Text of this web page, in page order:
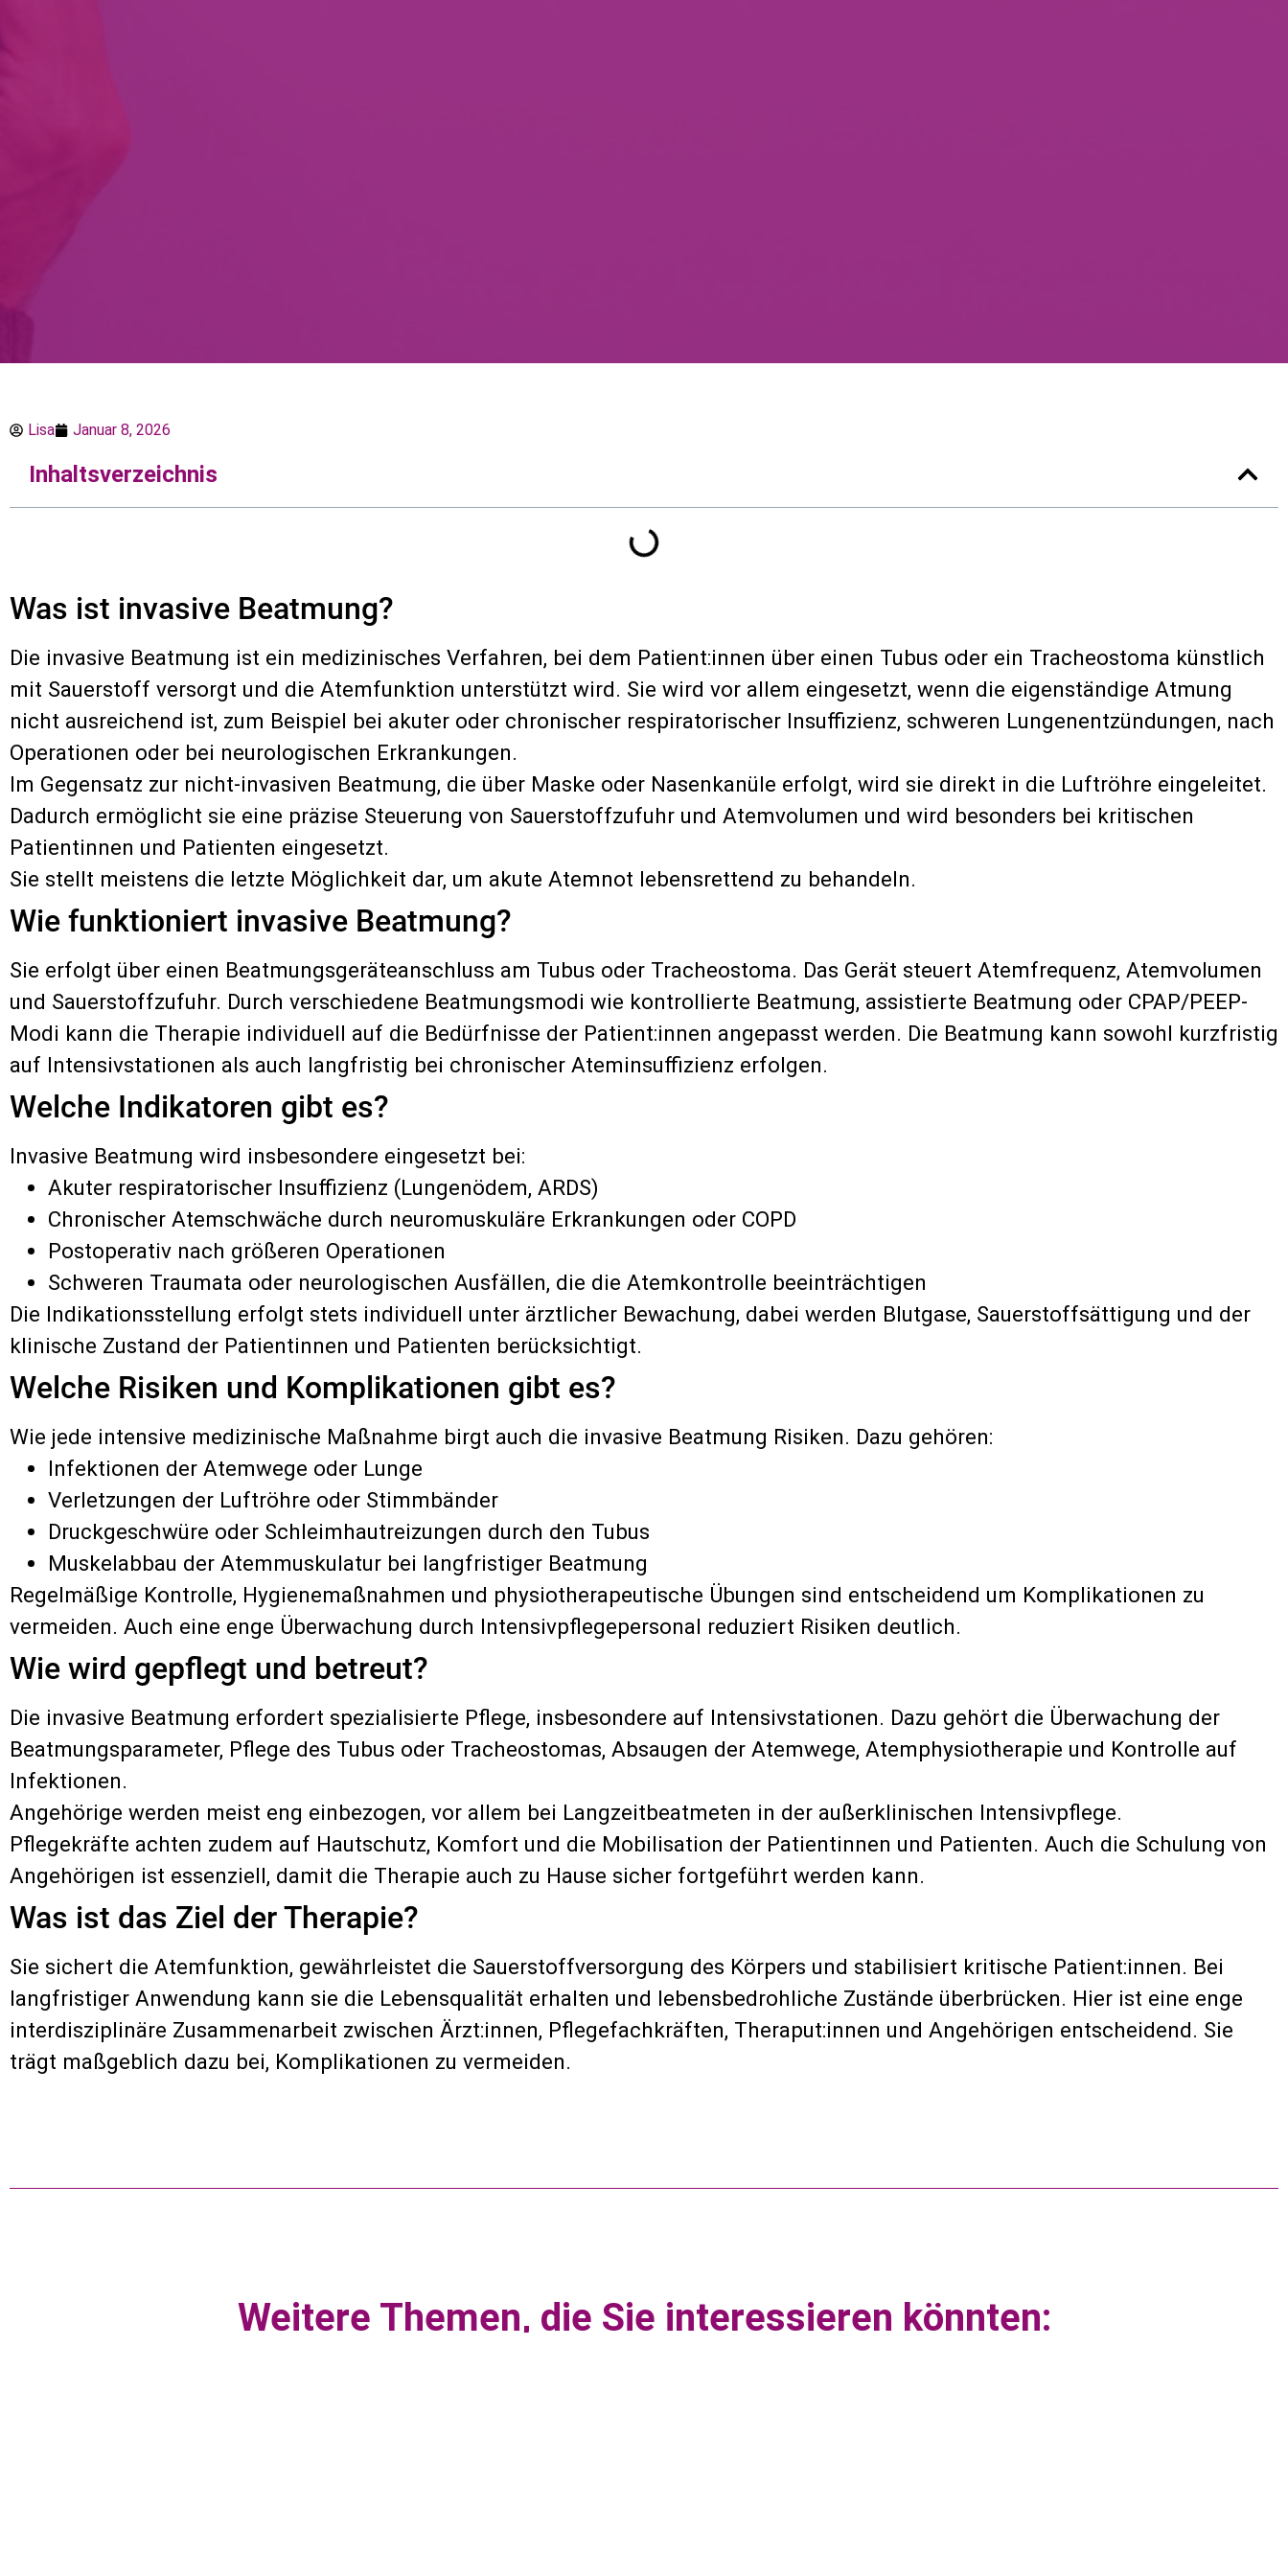
Lisa Januar 8, 2026
Inhaltsverzeichnis
Was ist invasive Beatmung?
Die invasive Beatmung ist ein medizinisches Verfahren, bei dem Patient:innen über einen Tubus oder ein Tracheostoma künstlich
mit Sauerstoff versorgt und die Atemfunktion unterstützt wird. Sie wird vor allem eingesetzt, wenn die eigenständige Atmung
nicht ausreichend ist, zum Beispiel bei akuter oder chronischer respiratorischer Insuffizienz, schweren Lungenentzündungen, nach
Operationen oder bei neurologischen Erkrankungen.
Im Gegensatz zur nicht-invasiven Beatmung, die über Maske oder Nasenkanüle erfolgt, wird sie direkt in die Luftröhre eingeleitet.
Dadurch ermöglicht sie eine präzise Steuerung von Sauerstoffzufuhr und Atemvolumen und wird besonders bei kritischen
Patientinnen und Patienten eingesetzt.
Sie stellt meistens die letzte Möglichkeit dar, um akute Atemnot lebensrettend zu behandeln.
Wie funktioniert invasive Beatmung?
Sie erfolgt über einen Beatmungsgeräteanschluss am Tubus oder Tracheostoma. Das Gerät steuert Atemfrequenz, Atemvolumen
und Sauerstoffzufuhr. Durch verschiedene Beatmungsmodi wie kontrollierte Beatmung, assistierte Beatmung oder CPAP/PEEP-
Modi kann die Therapie individuell auf die Bedürfnisse der Patient:innen angepasst werden. Die Beatmung kann sowohl kurzfristig
auf Intensivstationen als auch langfristig bei chronischer Ateminsuffizienz erfolgen.
Welche Indikatoren gibt es?
Invasive Beatmung wird insbesondere eingesetzt bei:
Akuter respiratorischer Insuffizienz (Lungenödem, ARDS)
Chronischer Atemschwäche durch neuromuskuläre Erkrankungen oder COPD
Postoperativ nach größeren Operationen
Schweren Traumata oder neurologischen Ausfällen, die die Atemkontrolle beeinträchtigen
Die Indikationsstellung erfolgt stets individuell unter ärztlicher Bewachung, dabei werden Blutgase, Sauerstoffsättigung und der
klinische Zustand der Patientinnen und Patienten berücksichtigt.
Welche Risiken und Komplikationen gibt es?
Wie jede intensive medizinische Maßnahme birgt auch die invasive Beatmung Risiken. Dazu gehören:
Infektionen der Atemwege oder Lunge
Verletzungen der Luftröhre oder Stimmbänder
Druckgeschwüre oder Schleimhautreizungen durch den Tubus
Muskelabbau der Atemmuskulatur bei langfristiger Beatmung
Regelmäßige Kontrolle, Hygienemaßnahmen und physiotherapeutische Übungen sind entscheidend um Komplikationen zu
vermeiden. Auch eine enge Überwachung durch Intensivpflegepersonal reduziert Risiken deutlich.
Wie wird gepflegt und betreut?
Die invasive Beatmung erfordert spezialisierte Pflege, insbesondere auf Intensivstationen. Dazu gehört die Überwachung der
Beatmungsparameter, Pflege des Tubus oder Tracheostomas, Absaugen der Atemwege, Atemphysiotherapie und Kontrolle auf
Infektionen.
Angehörige werden meist eng einbezogen, vor allem bei Langzeitbeatmeten in der außerklinischen Intensivpflege.
Pflegekräfte achten zudem auf Hautschutz, Komfort und die Mobilisation der Patientinnen und Patienten. Auch die Schulung von
Angehörigen ist essenziell, damit die Therapie auch zu Hause sicher fortgeführt werden kann.
Was ist das Ziel der Therapie?
Sie sichert die Atemfunktion, gewährleistet die Sauerstoffversorgung des Körpers und stabilisiert kritische Patient:innen. Bei
langfristiger Anwendung kann sie die Lebensqualität erhalten und lebensbedrohliche Zustände überbrücken. Hier ist eine enge
interdisziplinäre Zusammenarbeit zwischen Ärzt:innen, Pflegefachkräften, Theraput:innen und Angehörigen entscheidend. Sie
trägt maßgeblich dazu bei, Komplikationen zu vermeiden.
Weitere Themen, die Sie interessieren könnten: